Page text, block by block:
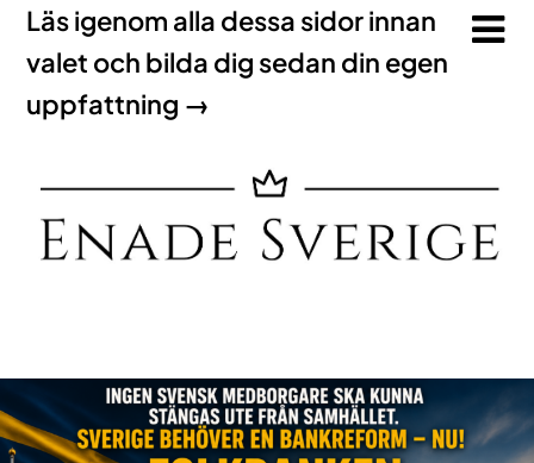
Läs igenom alla dessa sidor innan
valet och bilda dig sedan din egen
uppfattning →